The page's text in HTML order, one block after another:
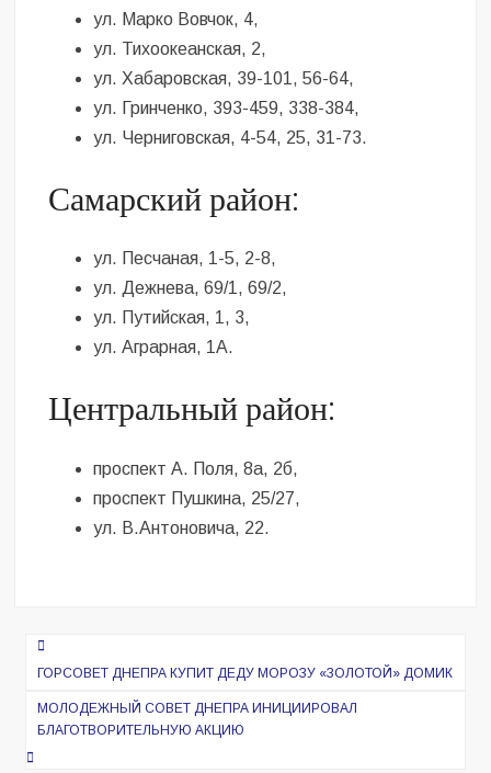
ул. Марко Вовчок, 4,
ул. Тихоокеанская, 2,
ул. Хабаровская, 39-101, 56-64,
ул. Гринченко, 393-459, 338-384,
ул. Черниговская, 4-54, 25, 31-73.
Самарский район:
ул. Песчаная, 1-5, 2-8,
ул. Дежнева, 69/1, 69/2,
ул. Путийская, 1, 3,
ул. Аграрная, 1А.
Центральный район:
проспект А. Поля, 8а, 2б,
проспект Пушкина, 25/27,
ул. В.Антоновича, 22.
Навигация
по
записям
ГОРСОВЕТ ДНЕПРА КУПИТ ДЕДУ МОРОЗУ «ЗОЛОТОЙ» ДОМИК
МОЛОДЕЖНЫЙ СОВЕТ ДНЕПРА ИНИЦИИРОВАЛ
БЛАГОТВОРИТЕЛЬНУЮ АКЦИЮ